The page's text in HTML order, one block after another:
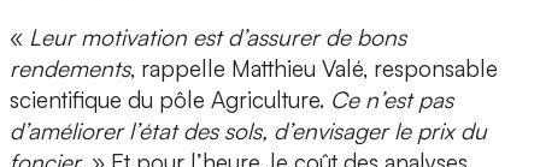
« Leur motivation est d’assurer de bons
rendements, rappelle Matthieu Valé, responsable
scientifique du pôle Agriculture. Ce n’est pas
d’améliorer l’état des sols, d’envisager le prix du